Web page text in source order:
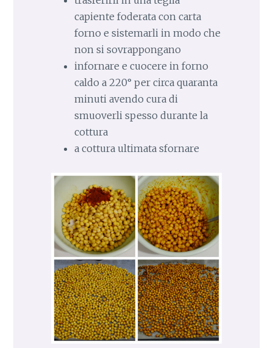
capiente foderata con carta
forno e sistemarli in modo che
non si sovrappongano
infornare e cuocere in forno
caldo a 220° per circa quaranta
minuti avendo cura di
smuoverli spesso durante la
cottura
a cottura ultimata sfornare